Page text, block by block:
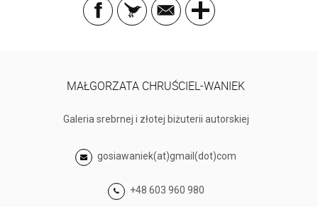
MAŁGORZATA CHRUŚCIEL-WANIEK
Galeria srebrnej i złotej biżuterii autorskiej
gosiawaniek(at)gmail(dot)com
+48 603 960 980